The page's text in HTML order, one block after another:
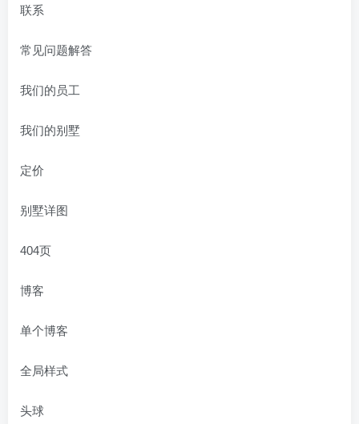
联系
常见问题解答
我们的员工
我们的别墅
定价
别墅详图
404页
博客
单个博客
全局样式
头球